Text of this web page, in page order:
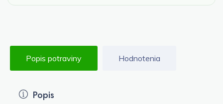
Popis potraviny Hodnotenia
Popis